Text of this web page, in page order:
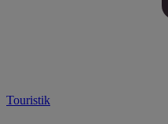
Touristik